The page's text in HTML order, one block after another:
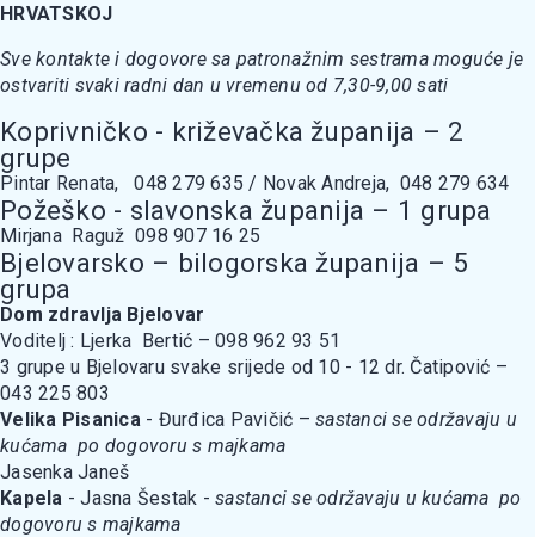
HRVATSKOJ
Sve kontakte i dogovore sa patronažnim sestrama moguće je
ostvariti svaki radni dan u vremenu od 7,30-9,00 sati
Koprivničko - križevačka županija – 2
grupe
Pintar Renata, 048 279 635 / Novak Andreja, 048 279 634
Požeško - slavonska županija – 1 grupa
Mirjana Raguž 098 907 16 25
Bjelovarsko – bilogorska županija – 5
grupa
Dom zdravlja Bjelovar
Voditelj : Ljerka Bertić – 098 962 93 51
3 grupe u Bjelovaru svake srijede od 10 - 12 dr. Čatipović –
043 225 803
Velika Pisanica- Đurđica Pavičić – sastanci se održavaju u
kućama po dogovoru s majkama
Jasenka Janeš
Kapela - Jasna Šestak - sastanci se održavaju u kućama po
dogovoru s majkama